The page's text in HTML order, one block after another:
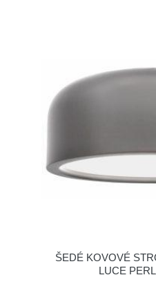
ŠEDÉ KOVOVÉ
LUCE